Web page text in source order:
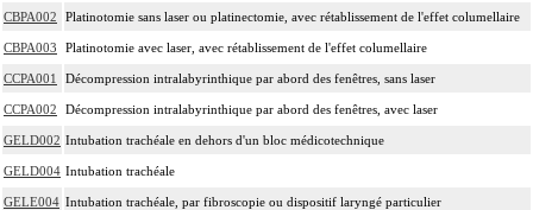
CBPA002 Platinotomie sans laser ou platinectomie, avec rétablissement de l'effet columellaire
CBPA003 Platinotomie avec laser, avec rétablissement de l'effet columellaire
CCPA001 Décompression intralabyrinthique par abord des fenêtres, sans laser
CCPA002 Décompression intralabyrinthique par abord des fenêtres, avec laser
GELD002 Intubation trachéale en dehors d'un bloc médicotechnique
GELD004 Intubation trachéale
GELE004 Intubation trachéale, par fibroscopie ou dispositif laryngé particulier